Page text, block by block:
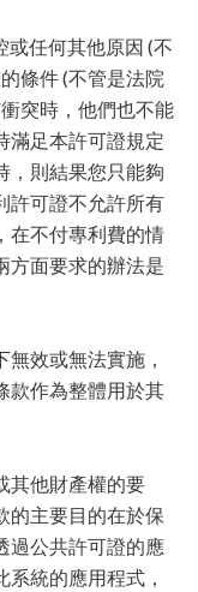
或任何其他原因 (不
條件 (不管是法院
突時，他們也不能
滿足本許可證規定
，則結果您只能夠
許可證不允許所有
在不付專利費的情
方面要求的辦法是
效或無法實施，
款作為整體用於其
其他財產權的要
的主要目的在於保
過公共許可證的應
統的應用程式，